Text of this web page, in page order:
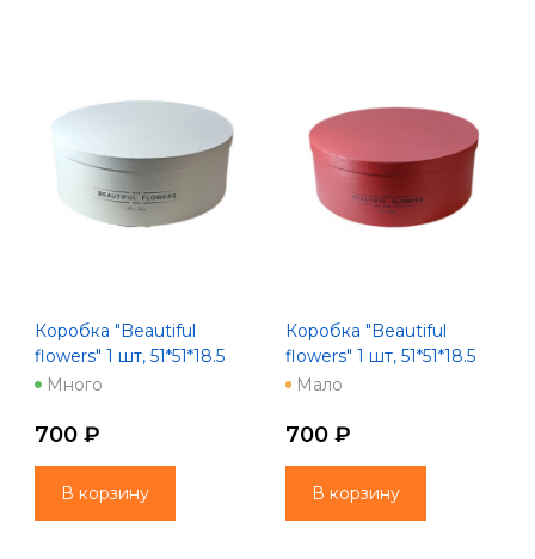
Коробка "Beautiful
flowers" 1 шт, 51*51*18.5
белый
Много
700 ₽
В корзину
Коробка "Beautiful
flowers" 1 шт, 51*51*18.5
бордовый
Мало
700 ₽
В корзину